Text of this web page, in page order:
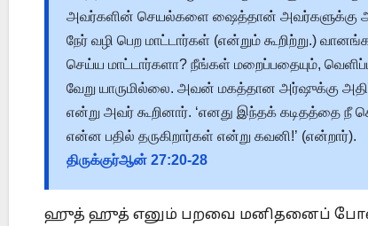
அவர்களின் செயல்களை ஷைத்தான் அவர்களுக்கு
நேர் வழி பெற மாட்டார்கள் (என்றும் கூறிற்று.)
செய்ய மாட்டார்களா? நீங்கள் மறைப்பதையும்,
வேறு யாருமில்லை. அவன் மகத்தான அர்ஷுக்கு
என்று அவர் கூறினார். ‘எனது இந்தக் கடிதத்தை
என்ன பதில் தருகிறார்கள் என்று கவனி!’ (என்றார்).
திருக்குர்ஆன் 27:20-28
ஹுத் ஹுத் எனும் பறவை மனிதனைப் போல்